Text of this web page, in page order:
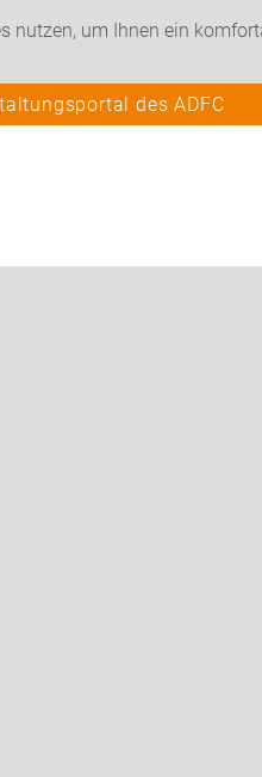
nutzen, um Ihnen ein
des ADFC